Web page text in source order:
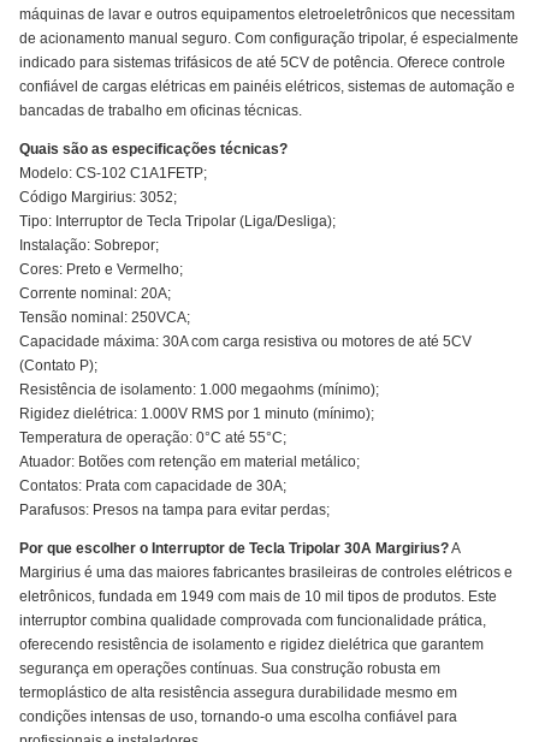
máquinas de lavar e outros equipamentos eletroeletrônicos que necessitam
de acionamento manual seguro. Com configuração tripolar, é especialmente
indicado para sistemas trifásicos de até 5CV de potência. Oferece controle
confiável de cargas elétricas em painéis elétricos, sistemas de automação e
bancadas de trabalho em oficinas técnicas.
Quais são as especificações técnicas?
Modelo: CS-102 C1A1FETP;
Código Margirius: 3052;
Tipo: Interruptor de Tecla Tripolar (Liga/Desliga);
Instalação: Sobrepor;
Cores: Preto e Vermelho;
Corrente nominal: 20A;
Tensão nominal: 250VCA;
Capacidade máxima: 30A com carga resistiva ou motores de até 5CV
(Contato P);
Resistência de isolamento: 1.000 megaohms (mínimo);
Rigidez dielétrica: 1.000V RMS por 1 minuto (mínimo);
Temperatura de operação: 0°C até 55°C;
Atuador: Botões com retenção em material metálico;
Contatos: Prata com capacidade de 30A;
Parafusos: Presos na tampa para evitar perdas;
Por que escolher o Interruptor de Tecla Tripolar 30A Margirius?A
Margirius é uma das maiores fabricantes brasileiras de controles elétricos e
eletrônicos, fundada em 1949 com mais de 10 mil tipos de produtos. Este
interruptor combina qualidade comprovada com funcionalidade prática,
oferecendo resistência de isolamento e rigidez dielétrica que garantem
segurança em operações contínuas. Sua construção robusta em
termoplástico de alta resistência assegura durabilidade mesmo em
condições intensas de uso, tornando-o uma escolha confiável para